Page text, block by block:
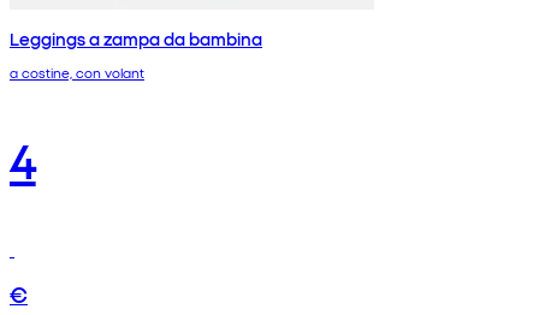
Leggings a zampa da bambina
a costine, con volant
4
€